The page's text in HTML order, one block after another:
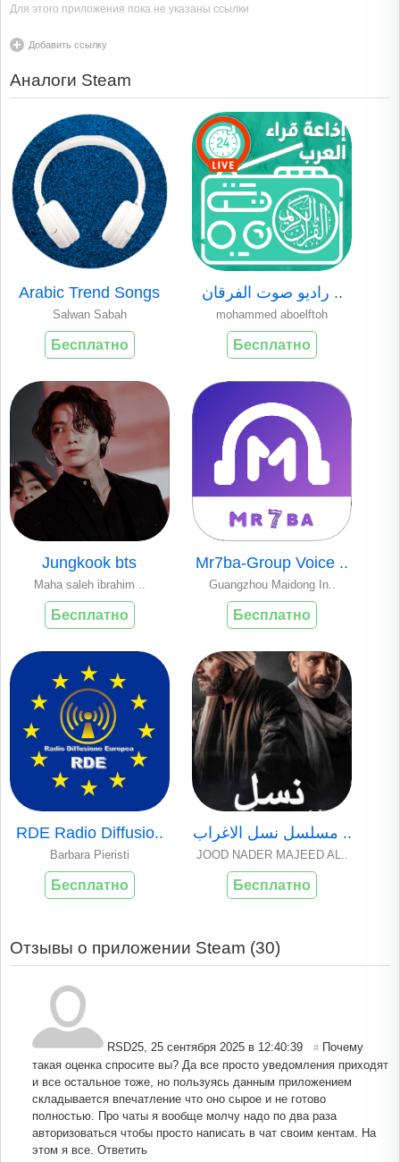
Для этого приложения пока не указаны ссылки
Добавить ссылку
Аналоги Steam
Arabic Trend Songs
Salwan Sabah
Бесплатно
راديو صوت الفرقان ..
mohammed aboelftoh
Бесплатно
Jungkook bts
Maha saleh ibrahim ..
Бесплатно
Mr7ba-Group Voice ..
Guangzhou Maidong In..
Бесплатно
RDE Radio Diffusio..
Barbara Pieristi
Бесплатно
مسلسل نسل الاغراب ..
JOOD NADER MAJEED AL..
Бесплатно
Отзывы о приложении Steam (30)
RSD25, 25 сентября 2025 в 12:40:39 # Почему
такая оценка спросите вы? Да все просто уведомления приходят
и все остальное тоже, но пользуясь данным приложением
складывается впечатление что оно сырое и не готово
полностью. Про чаты я вообще молчу надо по два раза
авторизоваться чтобы просто написать в чат своим кентам. На
этом я все. Ответить